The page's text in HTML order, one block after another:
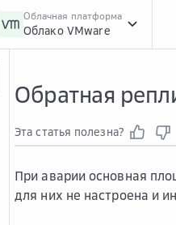
Облачная платформа
Облако VMware
Обратная
Эта статья полезна?
При аварии основная
для них не настроена и